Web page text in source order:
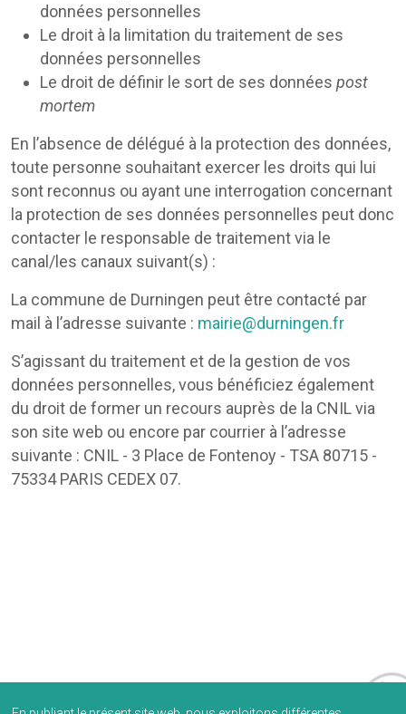
données personnelles
Le droit à la limitation du traitement de ses
données personnelles
Le droit de définir le sort de ses données post
mortem
En l’absence de délégué à la protection des données,
toute personne souhaitant exercer les droits qui lui
sont reconnus ou ayant une interrogation concernant
la protection de ses données personnelles peut donc
contacter le responsable de traitement via le
canal/les canaux suivant(s) :
La commune de Durningen peut être contacté par
mail à l’adresse suivante : mairie@durningen.fr
S’agissant du traitement et de la gestion de vos
données personnelles, vous bénéficiez également
du droit de former un recours auprès de la CNIL via
son site web ou encore par courrier à l’adresse
suivante : CNIL - 3 Place de Fontenoy - TSA 80715 -
75334 PARIS CEDEX 07.